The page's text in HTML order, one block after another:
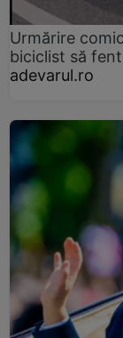
Urmărire
biciclist să
adevarul.ro